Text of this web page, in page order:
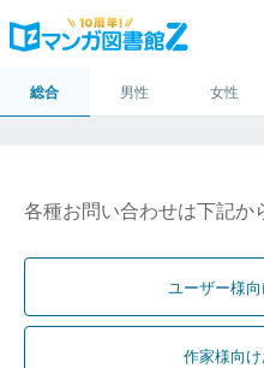
総合 男性 女性
各種お問い合わせは下記か
ユーザー様
作家様向